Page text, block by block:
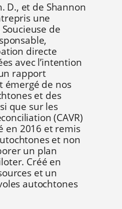
D., et de Shannon
une
de
directe
avec l’intention
rapport
émergé de nos
et des
que sur les
(CAVR)
en 2016 et remis
et non
un plan
Créé en
et un
autochtones